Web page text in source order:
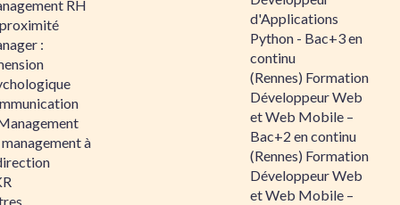
RH
:
à
d'Applications
Python - Bac+3 en
continu
(Rennes) Formation
Développeur Web
et Web Mobile –
Bac+2 en continu
(Rennes) Formation
Développeur Web
et Web Mobile –